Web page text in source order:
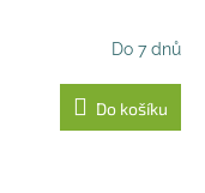
Do 7 dnů
Do košíku